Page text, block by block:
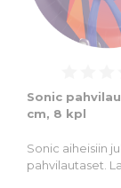
Sonic
cm, 8 kpl
Sonic aiheisiin
pahvilautaset.